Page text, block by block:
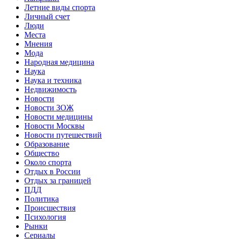
Летние виды спорта
Личный счет
Люди
Места
Мнения
Мода
Народная медицина
Наука
Наука и техника
Недвижимость
Новости
Новости ЗОЖ
Новости медицины
Новости Москвы
Новости путешествий
Образование
Общество
Около спорта
Отдых в России
Отдых за границей
ПДД
Политика
Происшествия
Психология
Рынки
Сериалы